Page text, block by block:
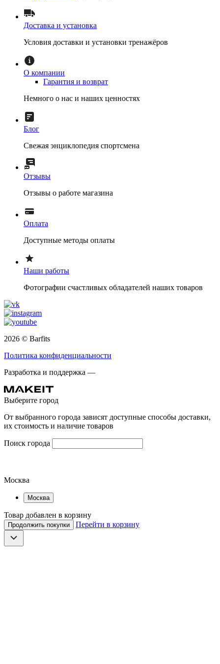
Доставка и установка
Условия доставки и установки тренажёров
О компании
Гарантия и возврат
Немного о нас и наших ценностях
Блог
Свежая энциклопедия спортсмена
Отзывы
Отзывы о работе магазина
Оплата
Доступные методы оплаты
Наши работы
Фотографии счастливых обладателей наших товаров
2026 © Barfits
Политика конфиденциальности
Разработка и поддержка —
Выберите город
От выбранного города зависят доступные способы доставки,
их стоимость и наличие товаров
Поиск города
Москва
Москва
Товар добавлен в корзину
Продолжить покупки Перейти в корзину